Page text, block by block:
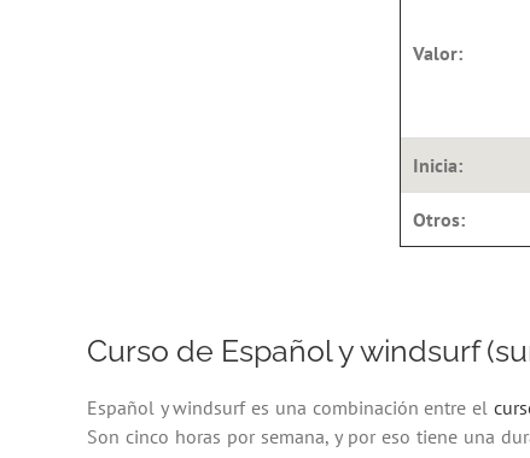
Valor:
Inicia:
Otros:
Curso de Español y windsurf
Español ywindsurf es una combinación entre el
Son cinco horas por semana, y por eso tiene una